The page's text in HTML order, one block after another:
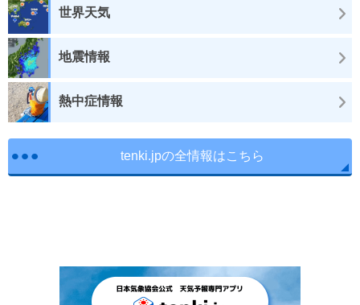
世界天気
地震情報
熱中症情報
tenki.jpの全情報はこちら